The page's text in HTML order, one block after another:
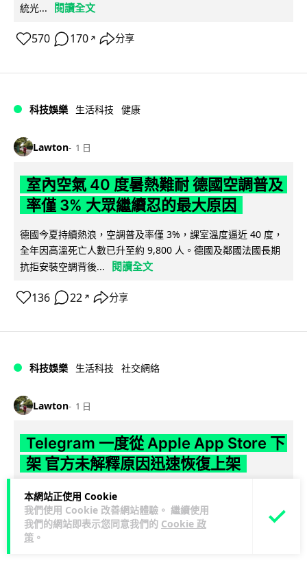
本網站正使用 Cookie
我們使用 Cookie 改善網站體驗。 繼續使用
我們的網站即表示您同意我們的 Cookie 政
策 。
統光...
閱讀全文
570 170 ↗ 分享
科技娛樂 生活科技 健康
Lawton 1 日
室內空氣 40 度暑熱難耐 德國空調普及
率僅 3% 大眾繼續忍的最大原因
德國今夏持續熱浪，空調普及率僅 3%，課室溫度逼近 40 度，
全年因高溫死亡人數已升至約 9,800 人。德國及鄰國法國長期
抗拒安裝空調背後...
閱讀全文
136 22 ↗ 分享
科技娛樂 生活科技 社交網絡
Lawton 1 日
Telegram 一度從 Apple App Store 下
架 官方未解釋原因迅速恢復上架
Telegram 8 月 4 日一度從 Apple App Store 消失，新用戶無
法下載，惟已於短時間內恢復上架。Apple 及 Tel...
閱讀全文
80